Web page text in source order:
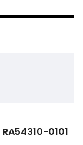
0101